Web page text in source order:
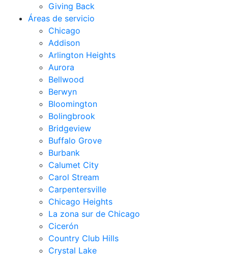
Giving Back
Áreas de servicio
Chicago
Addison
Arlington Heights
Aurora
Bellwood
Berwyn
Bloomington
Bolingbrook
Bridgeview
Buffalo Grove
Burbank
Calumet City
Carol Stream
Carpentersville
Chicago Heights
La zona sur de Chicago
Cicerón
Country Club Hills
Crystal Lake